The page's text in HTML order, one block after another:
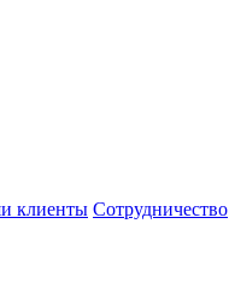
клиенты Сотрудничество